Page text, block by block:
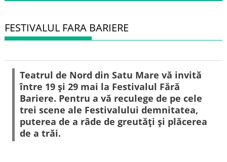
FESTIVALUL FARA BARIERE
Teatrul de Nord din Satu Mare vă invită
între 19 şi 29 mai la Festivalul Fără
Bariere. Pentru a vă reculege de pe cele
trei scene ale Festivalului demnitatea,
puterea de a râde de greutăţi şi plăcerea
de a trăi.